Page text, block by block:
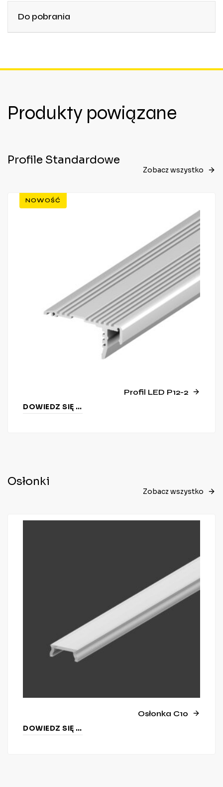
Do pobrania
Produkty powiązane
Profile Standardowe
Zobacz wszystko
NOWOŚĆ
Profil LED P12-2
DOWIEDZ SIĘ WIĘCEJ
Osłonki
Zobacz wszystko
Osłonka C10
DOWIEDZ SIĘ WIĘCEJ